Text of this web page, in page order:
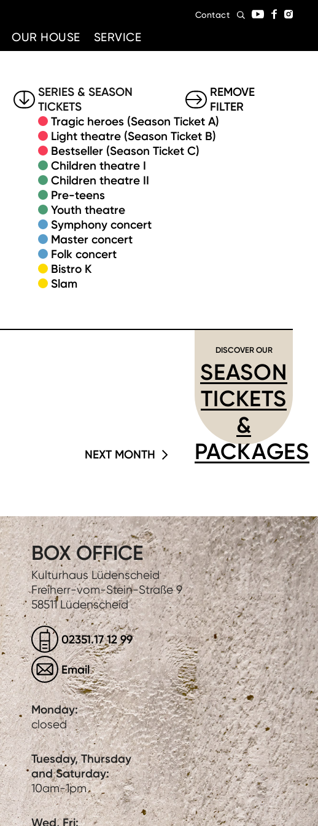
OUR HOUSE SERVICE
Contact
SERIES & SEASON
TICKETS
Tragic heroes (Season Ticket A)
Light theatre (Season Ticket B)
Bestseller (Season Ticket C)
Children theatre I
Children theatre II
Pre-teens
Youth theatre
Symphony concert
Master concert
Folk concert
Bistro K
Slam
REMOVE
FILTER
DISCOVER OUR
SEASON
TICKETS
&
PACKAGES
NEXT MONTH
BOX OFFICE
Kulturhaus Lüdenscheid
Freiherr-vom-Stein-Straße 9
58511 Lüdenscheid
02351.17 12 99
Email
Monday:
closed
Tuesday, Thursday
and Saturday:
10am-1pm
Wed, Fri: